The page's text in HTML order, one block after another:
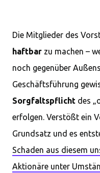
Die Mitglieder des
haftbar zu machen –
noch gegenüber
Geschäftsführung
Sorgfaltspflicht des
erfolgen. Verstößt ein
Grundsatz und es
Schaden aus diesem
Aktionäre unter